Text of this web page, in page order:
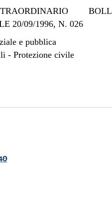
20/09/1996, N. 026
e pubblica
- Protezione civile